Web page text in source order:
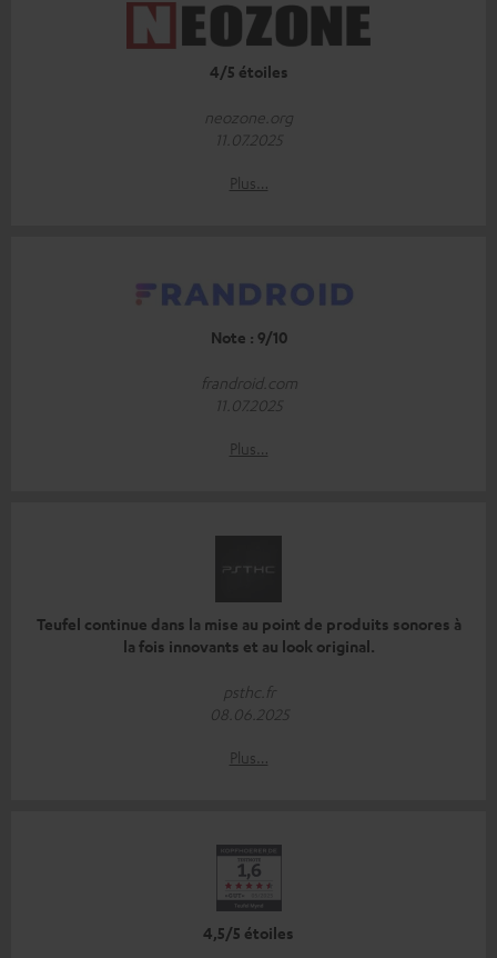
4/5 étoiles
neozone.org
11.07.2025
Plus…
Note : 9/10
frandroid.com
11.07.2025
Plus…
Teufel continue dans la mise au point de produits sonores à
la fois innovants et au look original.
psthc.fr
08.06.2025
Plus…
4,5/5 étoiles